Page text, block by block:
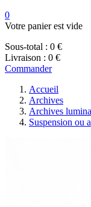
0
Votre panier est vide
Sous-total : 0 €
Livraison : 0 €
Commander
Accueil
Archives
Archives
Suspension ou